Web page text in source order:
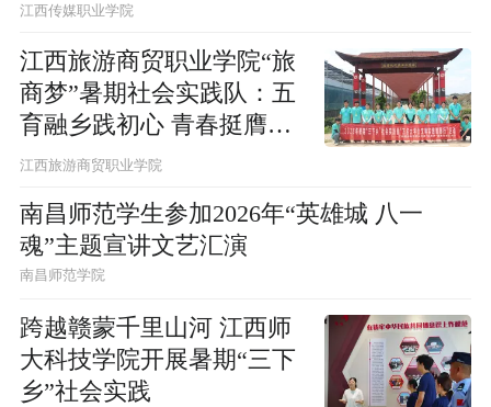
江西传媒职业学院
江西旅游商贸职业学院“旅
商梦”暑期社会实践队：五
育融乡践初心 青春挺膺助
振兴
江西旅游商贸职业学院
南昌师范学生参加2026年“英雄城 八一
魂”主题宣讲文艺汇演
南昌师范学院
跨越赣蒙千里山河 江西师
大科技学院开展暑期“三下
乡”社会实践